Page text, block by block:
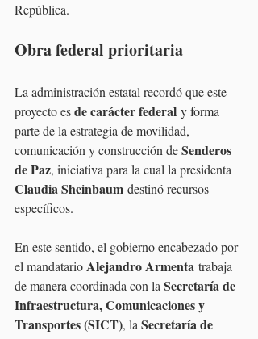
República.
Obra federal prioritaria
La administración estatal recordó que este
proyecto es de carácter federal y forma
parte de la estrategia de movilidad,
comunicación y construcción de Senderos
de Paz, iniciativa para la cual la presidenta
Claudia Sheinbaum destinó recursos
específicos.
En este sentido, el gobierno encabezado por
el mandatario Alejandro Armenta trabaja
de manera coordinada con la Secretaría de
Infraestructura, Comunicaciones y
Transportes (SICT), la Secretaría de